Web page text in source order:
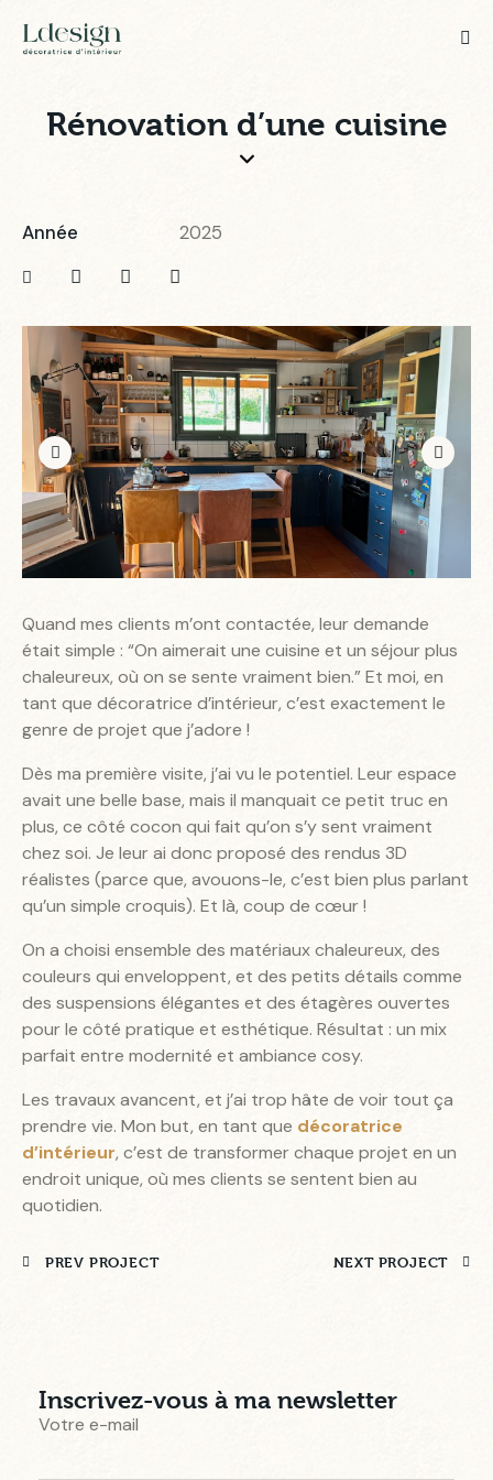
Rénovation d’une cuisine
Année 2025
Quand mes clients m’ont contactée, leur demande
était simple : “On aimerait une cuisine et un séjour plus
chaleureux, où on se sente vraiment bien.” Et moi, en
tant que décoratrice d’intérieur, c’est exactement le
genre de projet que j’adore !
Dès ma première visite, j’ai vu le potentiel. Leur espace
avait une belle base, mais il manquait ce petit truc en
plus, ce côté cocon qui fait qu’on s’y sent vraiment
chez soi. Je leur ai donc proposé des rendus 3D
réalistes (parce que, avouons-le, c’est bien plus parlant
qu’un simple croquis). Et là, coup de cœur !
On a choisi ensemble des matériaux chaleureux, des
couleurs qui enveloppent, et des petits détails comme
des suspensions élégantes et des étagères ouvertes
pour le côté pratique et esthétique. Résultat : un mix
parfait entre modernité et ambiance cosy.
Les travaux avancent, et j’ai trop hâte de voir tout ça
prendre vie. Mon but, en tant que décoratrice
d’intérieur, c’est de transformer chaque projet en un
endroit unique, où mes clients se sentent bien au
quotidien.
PREV PROJECT NEXT PROJECT
Inscrivez-vous à ma newsletter
Votre e-mail